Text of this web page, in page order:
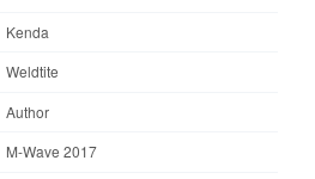
Kenda
Weldtite
Author
M-Wave 2017